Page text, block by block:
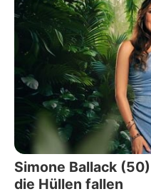
Simone Ballack
die Hüllen fallen